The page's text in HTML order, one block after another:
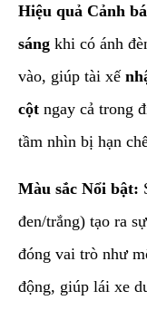
Hiệu quả Cảnh
sáng khi có ánh
vào, giúp tài xế
cột ngay cả trong
tầm nhìn bị hạn
Màu sắc Nổi bật:
đen/trắng) tạo ra
đóng vai trò như
động, giúp lái xe